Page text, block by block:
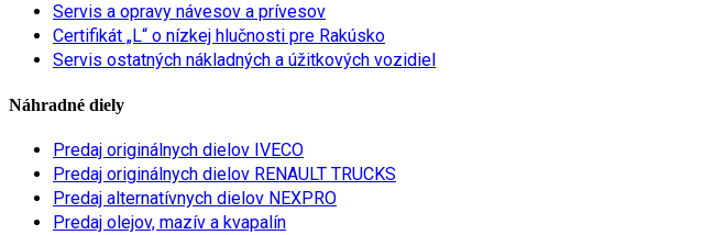
Servis a opravy návesov a prívesov
Certifikát „L“ o nízkej hlučnosti pre Rakúsko
Servis ostatných nákladných a úžitkových vozidiel
Náhradné diely
Predaj originálnych dielov IVECO
Predaj originálnych dielov RENAULT TRUCKS
Predaj alternatívnych dielov NEXPRO
Predaj olejov, mazív a kvapalín